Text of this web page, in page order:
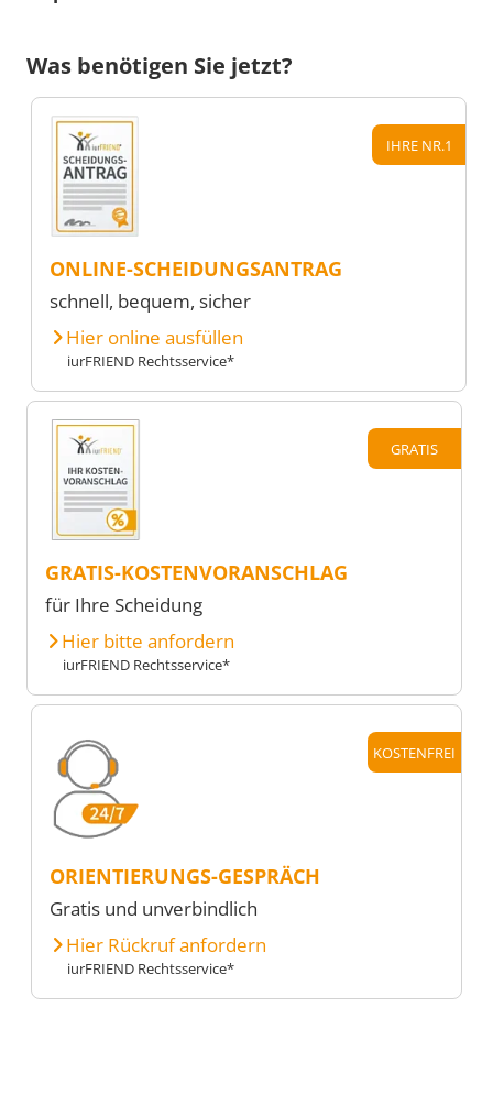
Was benötigen Sie jetzt?
IHRE NR.1
ONLINE-SCHEIDUNGSANTRAG
schnell, bequem, sicher
Hier online ausfüllen
iurFRIEND Rechtsservice*
GRATIS
GRATIS-KOSTENVORANSCHLAG
für Ihre Scheidung
Hier bitte anfordern
iurFRIEND Rechtsservice*
KOSTENFREI
ORIENTIERUNGS-GESPRÄCH
Gratis und unverbindlich
Hier Rückruf anfordern
iurFRIEND Rechtsservice*